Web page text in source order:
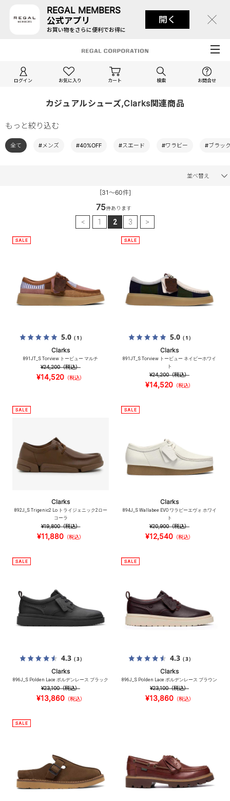
REGAL MEMBERS
公式アプリ
お買い物をさらに便利でお得に
開く
ログイン お気に入り カート 検索 お問合せ
カジュアルシューズ,Clarks関連商品
もっと絞り込む
全て #メンズ #40%OFF #スエード #ワラビー #ブラッ
並べ替え
[31～60件]
75件あります
< 1 2 3 >
5.0（1）
Clarks
891JT_S Torview トービュー マルチ
¥24,200（税込）
¥14,520 （税込）
5.0（1）
Clarks
891JT_S Torview トービュー ネイビーホワイ
ト
¥24,200（税込）
¥14,520 （税込）
Clarks
892J_S Trigenic2 Lo トライジェニック2ロー
コーラ
¥19,800（税込）
¥11,880 （税込）
Clarks
894J_S Wallabee EVO ワラビーエヴォ ホワイ
ト
¥20,900（税込）
¥12,540 （税込）
4.3（3）
Clarks
896J_S Polden Lace ポルデンレース ブラック
¥23,100（税込）
¥13,860（税込）
4.3（3）
Clarks
896J_S Polden Lace ポルデンレース ブラウン
¥23,100（税込）
¥13,860（税込）